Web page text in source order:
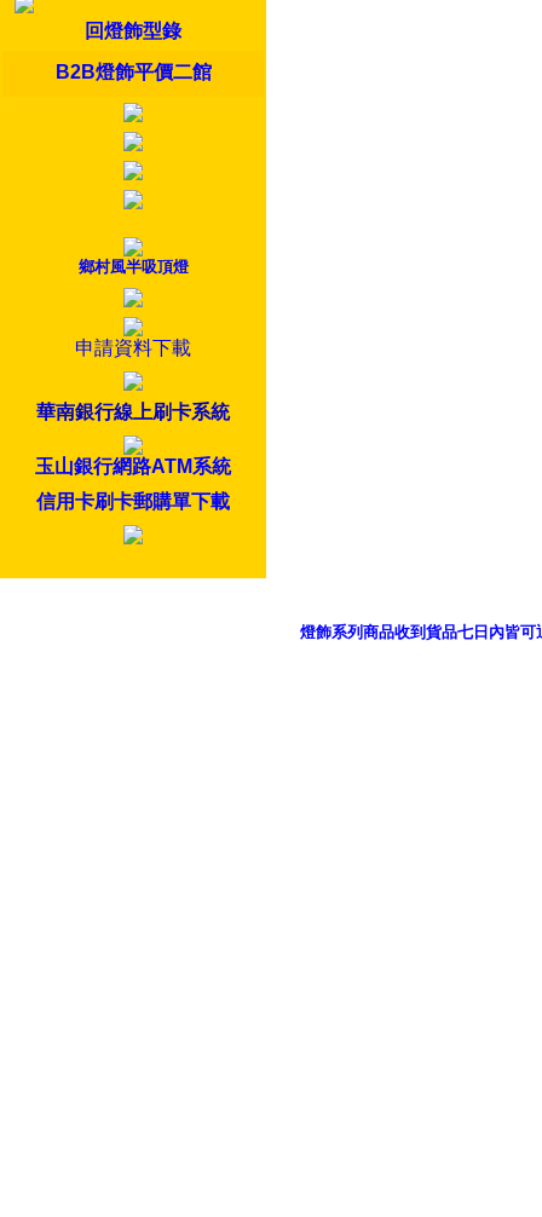
回燈飾型錄
B2B燈飾平價二館
鄉村風半吸頂燈
申請資料下載
華南銀行線上刷卡系統
玉山銀行網路ATM系統
信用卡刷卡郵購單下載
燈飾系列商品收到貨品七日內皆